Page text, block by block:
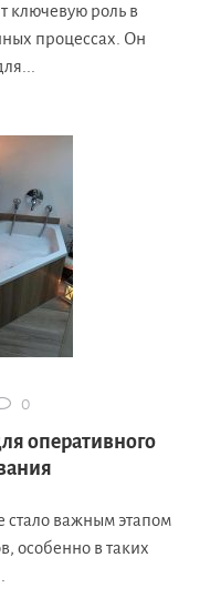
ключевую роль в
процессах. Он
0
оперативного
стало важным этапом
особенно в таких